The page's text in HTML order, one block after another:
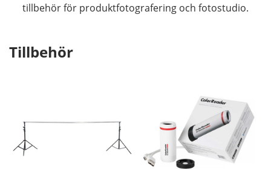
tillbehör för produktfotografering och fotostudio.
Tillbehör